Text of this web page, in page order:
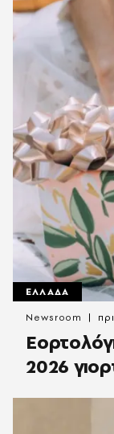
ΕΛΛΑΔΑ
2026
Newsroom